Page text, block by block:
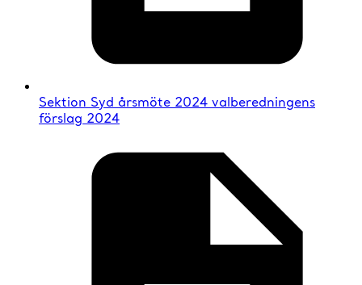
Sektion Syd årsmöte 2024 valberedningens
förslag 2024